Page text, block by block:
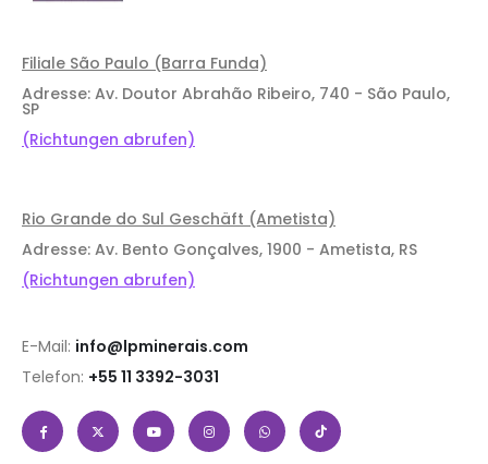
Filiale São Paulo (Barra Funda)
Adresse: Av. Doutor Abrahão Ribeiro, 740 - São Paulo,
SP
(Richtungen abrufen)
Rio Grande do Sul Geschäft (Ametista)
Adresse: Av. Bento Gonçalves, 1900 - Ametista, RS
(Richtungen abrufen)
E-Mail: info@lpminerais.com
Telefon: +55 11 3392-3031